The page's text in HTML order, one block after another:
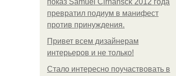
показ Samuel Cirnansck 2012 года
превратил подиум в манифест
против принуждения.
Привет всем дизайнерам
интерьеров и не только!
Стало интересно поучаствовать в